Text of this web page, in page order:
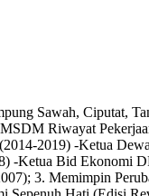
Sawah, Ciputat,
Riwayat
2019) -Ketua
Ketua Bid Ekonomi
3. Memimpin